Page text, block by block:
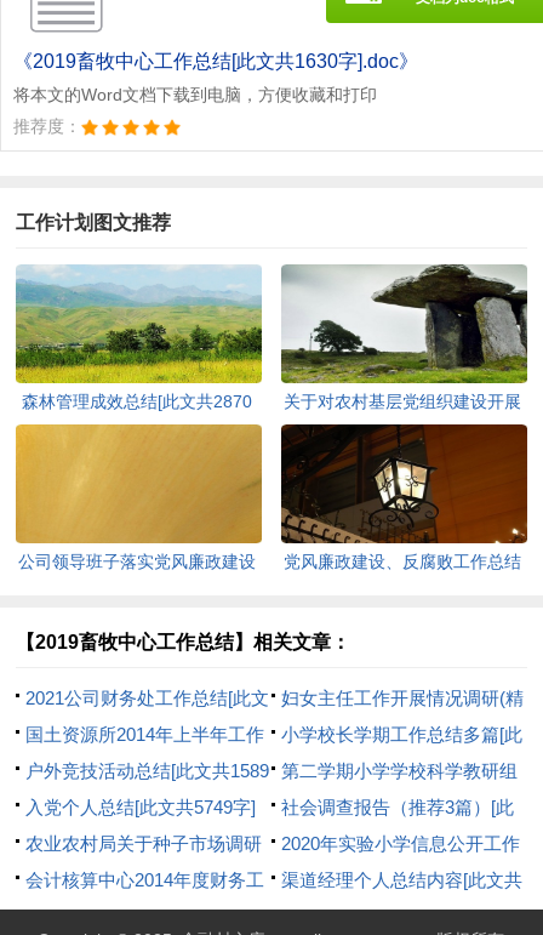
《2019畜牧中心工作总结[此文共1630字].doc》
将本文的Word文档下载到电脑，方便收藏和打印
推荐度：
工作计划图文推荐
森林管理成效总结[此文共2870
关于对农村基层党组织建设开展
调查研究的报告[此文共4063字]
公司领导班子落实党风廉政建设
3563字]
党风廉政建设、反腐败工作总结
告[此文共4217字]
【2019畜牧中心工作总结】相关文章：
2021公司财务处工作总结[此文
共7850字]
妇女主任工作开展情况调研(精
选多篇)[此文共11597字]
国土资源所2014年上半年工作
总结(精选多篇)[此文共14259字]
小学校长学期工作总结多篇[此
文共8346字]
户外竞技活动总结[此文共1589
字]
第二学期小学学校科学教研组
工作总结[此文共8133字]
入党个人总结[此文共5749字]
社会调查报告（推荐3篇）[此
文共3562字]
农业农村局关于种子市场调研
成果交流发言材料[此文共2237
字]
2020年实验小学信息公开工作
总结[此文共1057字]
会计核算中心2014年度财务工
作总结[此文共12814字]
渠道经理个人总结内容[此文共
10655字]